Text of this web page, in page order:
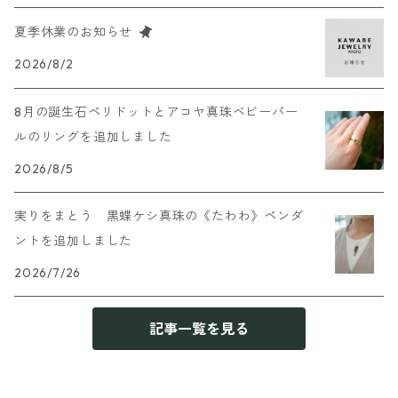
夏季休業のお知らせ
2026/8/2
8月の誕生石ペリドットとアコヤ真珠ベビーパー
ルのリングを追加しました
2026/8/5
実りをまとう 黒蝶ケシ真珠の《たわわ》ペンダ
ントを追加しました
2026/7/26
記事一覧を見る